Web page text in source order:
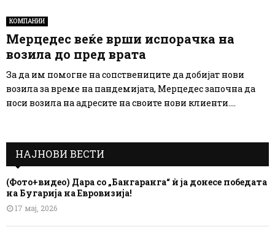
КОМПАНИИ
Мерцедес веќе врши испорачка на
возила до пред врата
За да им помогне на сопствениците да добијат нови
возила за време на пандемијата, Мерцедес започна да
носи возила на адресите на своите нови клиенти....
НАЈНОВИ ВЕСТИ
(Фото+видео) Дара со „Бангаранга“ ѝ ја донесе победата
на Бугарија на Евровизија!
17 мај, 2026